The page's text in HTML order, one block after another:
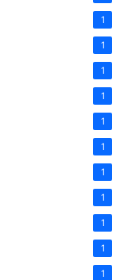
1
1
1
1
1
1
1
1
1
1
1